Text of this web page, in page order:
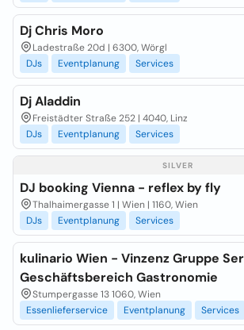
Dj Chris Moro
Ladestraße 20d | 6300, Wörgl
DJs
Eventplanung Services
Dj Aladdin
Freistädter Straße 252 | 4040, Linz
DJs
Eventplanung Services
SILVER
DJ booking Vienna - reflex by fly
Thalhaimergasse 1 | Wien | 1160, Wien
DJs
Eventplanung Services
kulinario Wien - Vinzenz Gruppe
Geschäftsbereich Gastronomie
Stumpergasse 13 1060, Wien
Essenlieferservice
Eventplanung Services